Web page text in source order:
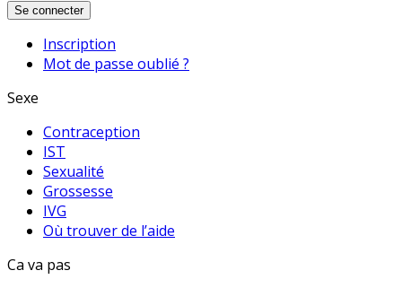
Se connecter
Inscription
Mot de passe oublié ?
Sexe
Contraception
IST
Sexualité
Grossesse
IVG
Où trouver de l’aide
Ca va pas